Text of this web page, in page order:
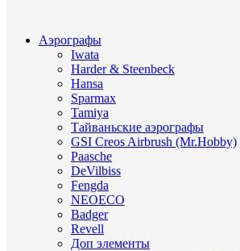
Аэрографы
Iwata
Harder & Steenbeck
Hansa
Sparmax
Tamiya
Тайваньские аэрографы
GSI Creos Airbrush (Mr.Hobby)
Paasche
DeVilbiss
Fengda
NEOECO
Badger
Revell
Доп элементы